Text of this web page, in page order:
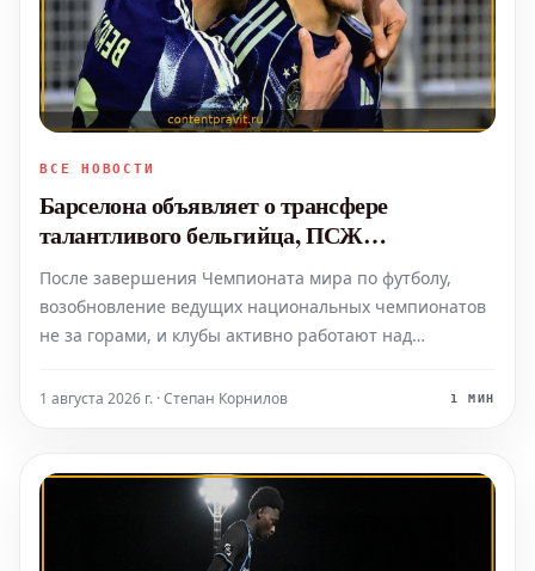
ВСЕ НОВОСТИ
Барселона объявляет о трансфере
талантливого бельгийца, ПСЖ
интересуется Микой Годтсом
После завершения Чемпионата мира по футболу,
возобновление ведущих национальных чемпионатов
не за горами, и клубы активно работают над
окно. На фоне продолжающихся обсуждений
1 августа 2026 г. · Степан Корнилов 1 МИН